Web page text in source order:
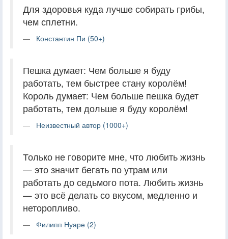
Для здоровья куда лучше собирать грибы,
чем сплетни.
Константин Пи (50+)
Пешка думает: Чем больше я буду
работать, тем быстрее стану королём!
Король думает: Чем больше пешка будет
работать, тем дольше я буду королём!
Неизвестный автор (1000+)
Только не говорите мне, что любить жизнь
— это значит бегать по утрам или
работать до седьмого пота. Любить жизнь
— это всё делать со вкусом, медленно и
неторопливо.
Филипп Нуаре (2)